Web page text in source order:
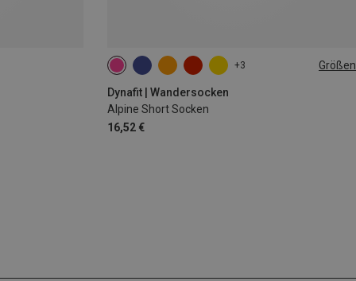
+3 Größen
Dynafit | Wandersocken
Alpine Short Socken
16,52 €
35|36|37|38 39|40|41|42